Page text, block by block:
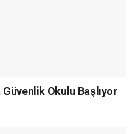
Okulu Başlıyor